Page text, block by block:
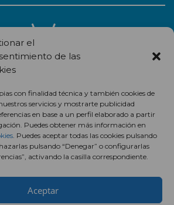
el
de las
con finalidad técnica y también cookies de
servicios y mostrarte publicidad
en base a un perfil elaborado a partir
Puedes obtener más información en
. Puedes aceptar todas las cookies pulsando
pulsando “Denegar” o configurarlas
activando la casilla correspondiente.
Aceptar
centro comercial.
Suscríbete